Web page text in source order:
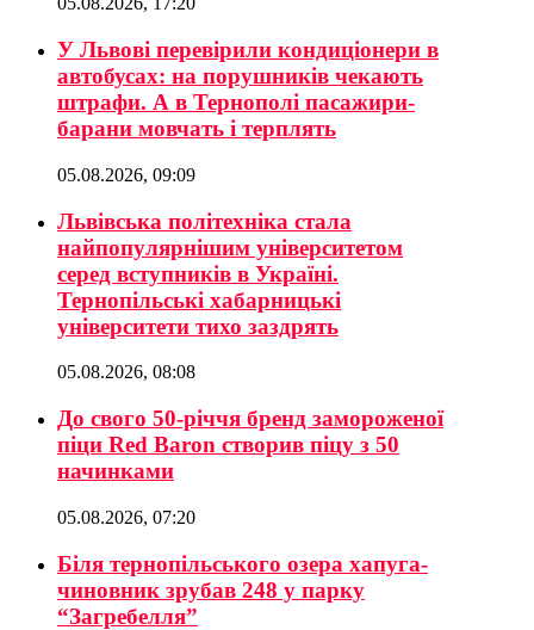
У Львові перевірили кондиціонери в
автобусах: на порушників чекають
штрафи. А в Тернополі пасажири-
барани мовчать і терплять
05.08.2026, 09:09
Львівська політехніка стала
найпопулярнішим університетом
серед вступників в Україні.
Тернопільські хабарницькі
університети тихо заздрять
05.08.2026, 08:08
До свого 50-річчя бренд замороженої
піци Red Baron створив піцу з 50
начинками
05.08.2026, 07:20
Біля тернопільського озера хапуга-
чиновник зрубав 248 у парку
“Загребелля”